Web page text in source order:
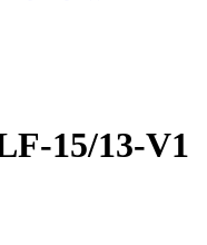
15/13-V1